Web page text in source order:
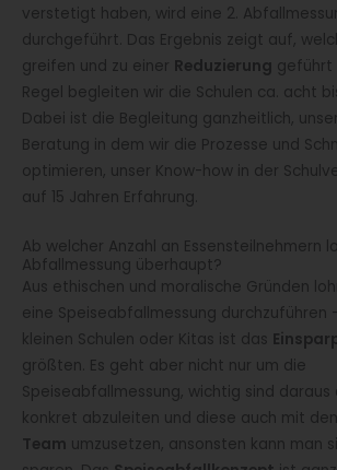
verstetigt haben, wird eine 2.
durchgeführt. Das Ergebnis zeigt auf,
greifen und zu einer Reduzierung geführt
Regel begleiten wir die Schulen ca. acht
Dabei ist die Begleitung ganzheitlich,
Beratung in dem wir die Prozesse und
optimieren, unser Know-how in der
auf 15 Jahren Erfahrung.
Ab welcher Anzahl an Essensteilnehmern
Abfallmessung überhaupt?
Aus ethischen und moralische Gründen
eine Speiseabfallmessung durchzuführen
kleinen Schulen oder Kitas ist das
größten. Es geht aber nicht nur um die
Speiseabfallmessung, wichtig sind daraus
konkret abzuleiten und diese auch mit
Team umzusetzen, ansonsten kann man